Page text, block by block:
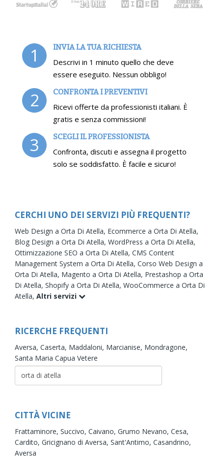
1 INVIA LA TUA RICHIESTA
Descrivi in 1 minuto quello che deve
essere eseguito. Nessun obbligo!
2 CONFRONTA I PREVENTIVI
Ricevi offerte da professionisti italiani. È
gratis e senza commissioni!
3 SCEGLI IL PROFESSIONISTA
Confronta, discuti e assegna il progetto
solo se soddisfatto. È facile e sicuro!
CERCHI UNO DEI SERVIZI PIÙ FREQUENTI?
Web Design a Orta Di Atella, Ecommerce a Orta Di Atella,
Blog Design a Orta Di Atella, WordPress a Orta Di Atella,
Ottimizzazione SEO a Orta Di Atella, CMS Content
Management System a Orta Di Atella, Corso Web Design a
Orta Di Atella, Magento a Orta Di Atella, Prestashop a Orta
Di Atella, Shopify a Orta Di Atella, WooCommerce a Orta Di
Atella, Altri servizi
RICERCHE FREQUENTI
Aversa, Caserta, Maddaloni, Marcianise, Mondragone,
Santa Maria Capua Vetere
CITTÀ VICINE
Frattaminore, Succivo, Caivano, Grumo Nevano, Cesa,
Cardito, Gricignano di Aversa, Sant'Antimo, Casandrino,
Aversa